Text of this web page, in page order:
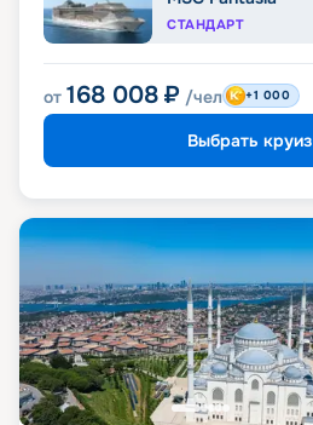
СТАНДАРТ
от 168 008 ₽ /чел +1 000
Выбрать круиз